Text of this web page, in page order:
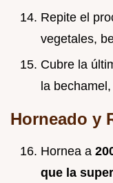
Repite el
vegetales,
Cubre la
la
Horneado y
Hornea a
que la